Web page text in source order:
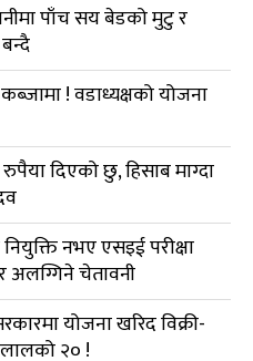
पाँच सय बेडको मुटु र
! वडाध्यक्षको योजना
दिएको छु, हिसाब माग्दा
नियुक्ति नभए एसइई परीक्षा
अलग्गिने चेतावनी
योजना खरिद विक्री-
२० !